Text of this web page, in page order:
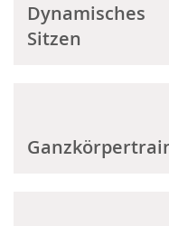
Dynamisches
Sitzen